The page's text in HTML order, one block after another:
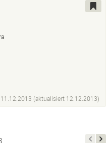
11.12.2013 (aktualisiert 12.12.2013)